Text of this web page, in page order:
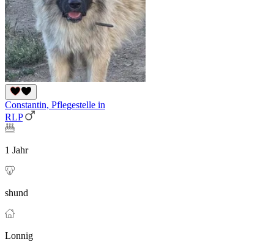
Constantin, Pflegestelle in
RLP
1 Jahr
shund
Lonnig